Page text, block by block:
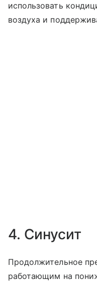
использовать
воздуха и
4. Синусит
Продолжительное
работающим на